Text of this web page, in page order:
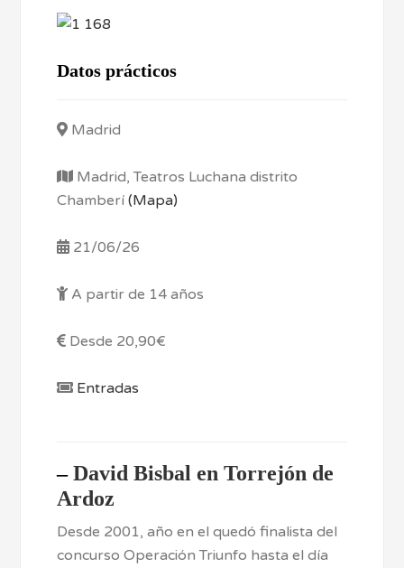
Datos prácticos
Madrid
Madrid, Teatros Luchana distrito
Chamberí(Mapa)
21/06/26
A partir de 14 años
Desde 20,90€
Entradas
–David Bisbal en Torrejón de
Ardoz
Desde 2001, año en el quedó finalista del
concurso Operación Triunfo hasta el día